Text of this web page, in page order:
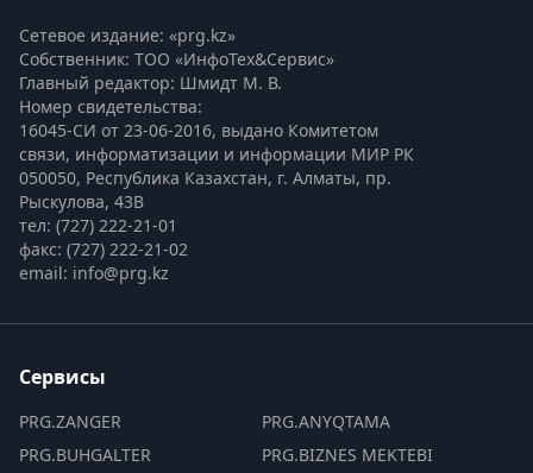
Сетевое издание: «prg.kz»
Собственник: ТОО «ИнфоТех&Сервис»
Главный редактор: Шмидт М. В.
Номер свидетельства:
16045-СИ от 23-06-2016, выдано Комитетом
связи, информатизации и информации МИР РК
050050, Республика Казахстан, г. Алматы, пр.
Рыскулова, 43В
тел: (727) 222-21-01
факс: (727) 222-21-02
email: info@prg.kz
Сервисы
PRG.ZANGER
PRG.BUHGALTER
PRG.ANYQTAMA
PRG.BIZNES MEKTEBI